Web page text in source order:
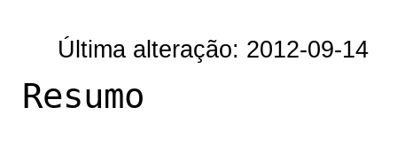
Última alteração: 2012-09-14
Resumo